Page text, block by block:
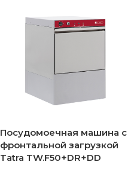
Посудомоечная машина с
фронтальной загрузкой
Tatra TW.F50+DR+DD